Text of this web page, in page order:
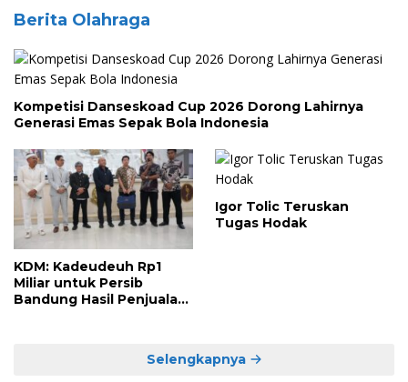
Berita Olahraga
Kompetisi Danseskoad Cup 2026 Dorong Lahirnya
Generasi Emas Sepak Bola Indonesia
KDM: Kadeudeuh Rp1
Miliar untuk Persib
Bandung Hasil Penjualan
Igor Tolic Teruskan
Tugas Hodak
Selengkapnya